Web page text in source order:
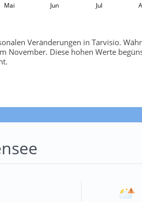
Mai Jun Jul
Veränderungen in Tarvisio.
November. Diese hohen Werte